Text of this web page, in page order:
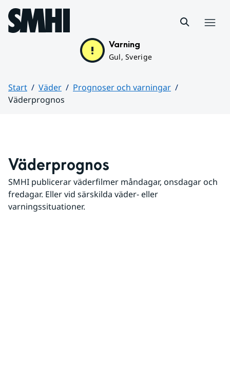
Hoppa till sidans innehåll
Varning
Gul, Sverige
Start Väder
Prognoser och varningar
Väderprognos
Väderprognos
SMHI publicerar väderfilmer måndagar, onsdagar och
fredagar. Eller vid särskilda väder- eller
varningssituationer.